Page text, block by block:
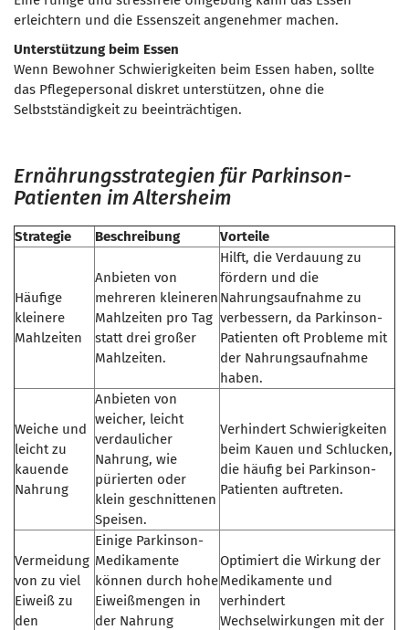
erleichtern und die Essenszeit angenehmer machen.
Unterstützung beim Essen
Wenn Bewohner Schwierigkeiten beim Essen haben, sollte
das Pflegepersonal diskret unterstützen, ohne die
Selbstständigkeit zu beeinträchtigen.
Ernährungsstrategien für Parkinson-
Patienten im Altersheim
Strategie Beschreibung Vorteile
Häufige
kleinere
Mahlzeiten
Anbieten von
mehreren kleineren
Mahlzeiten pro Tag
statt drei großer
Mahlzeiten.
Hilft, die Verdauung zu
fördern und die
Nahrungsaufnahme zu
verbessern, da Parkinson-
Patienten oft Probleme mit
der Nahrungsaufnahme
haben.
Weiche und
leicht zu
kauende
Nahrung
Anbieten von
weicher, leicht
verdaulicher
Nahrung, wie
pürierten oder
klein geschnittenen
Speisen.
Verhindert Schwierigkeiten
beim Kauen und Schlucken,
die häufig bei Parkinson-
Patienten auftreten.
Vermeidung
von zu viel
Eiweiß zu
den
Einige Parkinson-
Medikamente
können durch hohe
Eiweißmengen in
der Nahrung
Optimiert die Wirkung der
Medikamente und
verhindert
Wechselwirkungen mit der